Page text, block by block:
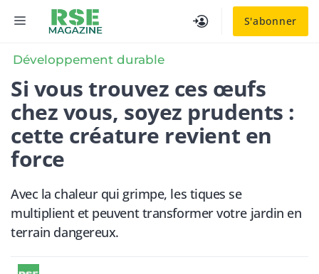
S'abonner
MENU
Développement durable
Si vous trouvez ces œufs
chez vous, soyez prudents :
cette créature revient en
force
Avec la chaleur qui grimpe, les tiques se
multiplient et peuvent transformer votre jardin en
terrain dangereux.